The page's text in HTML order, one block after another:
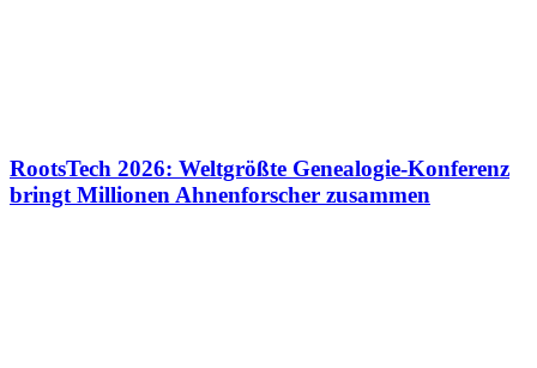
RootsTech 2026: Weltgrößte Genealogie-Konferenz
bringt Millionen Ahnenforscher zusammen